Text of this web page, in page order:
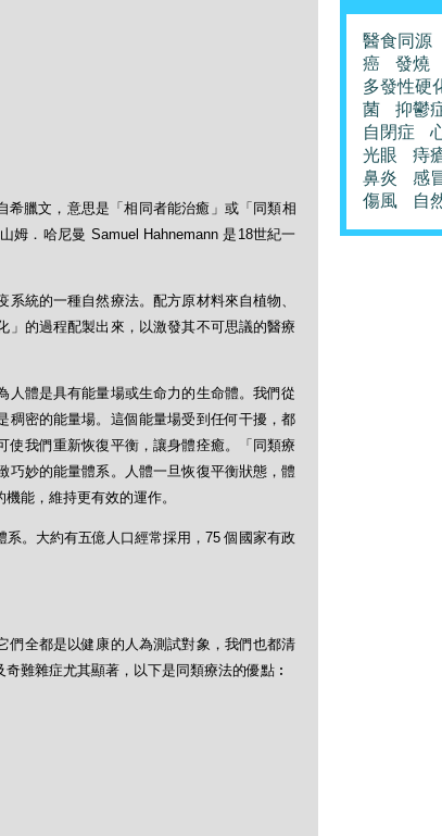
希臘文，意思是「相同者能治癒」或「同類相
姆．哈尼曼 Samuel Hahnemann 是18世紀一
系統的一種自然療法。配方原材料來自植物、
」的過程配製出來，以激發其不可思議的醫療
人體是具有能量場或生命力的生命體。我們從
稠密的能量場。這個能量場受到任何干擾，都
使我們重新恢復平衡，讓身體痊癒。「同類療
巧妙的能量體系。人體一旦恢復平衡狀態，體
能，維持更有效的運作。
。大約有五億人口經常採用，75 個國家有政
們全都是以健康的人為測試對象，我們也都清
難雜症尤其顯著，以下是同類療法的優點︰
醫食同源
癌
發燒
多發性硬
菌
抑鬱
自閉症
光眼
痔
鼻炎
感
傷風
自